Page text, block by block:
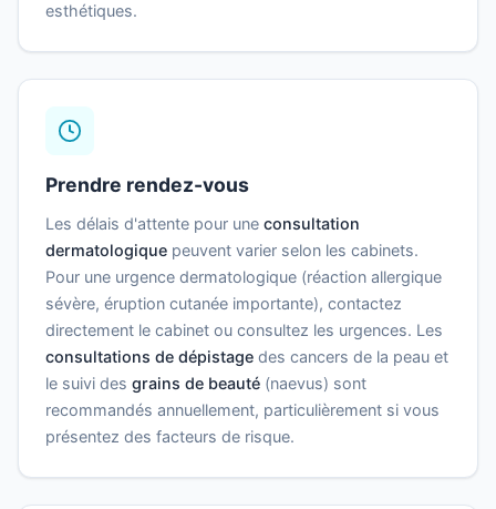
esthétiques.
Prendre rendez-vous
Les délais d'attente pour une consultation
dermatologique peuvent varier selon les cabinets.
Pour une urgence dermatologique (réaction allergique
sévère, éruption cutanée importante), contactez
directement le cabinet ou consultez les urgences. Les
consultations de dépistage des cancers de la peau et
le suivi des grains de beauté (naevus) sont
recommandés annuellement, particulièrement si vous
présentez des facteurs de risque.